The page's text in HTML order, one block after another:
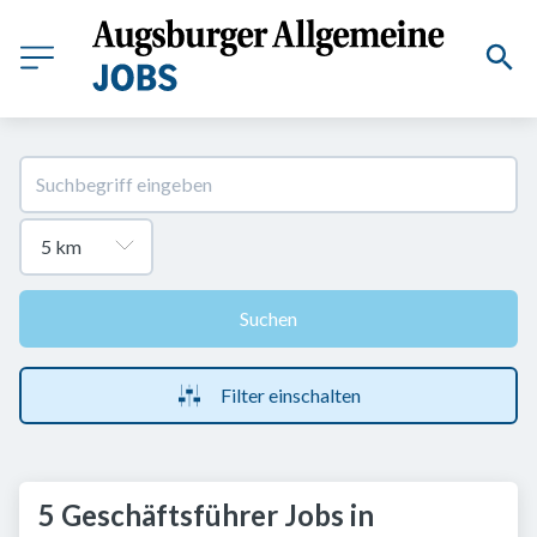
Suchen
Filter einschalten
5 Geschäftsführer Jobs in